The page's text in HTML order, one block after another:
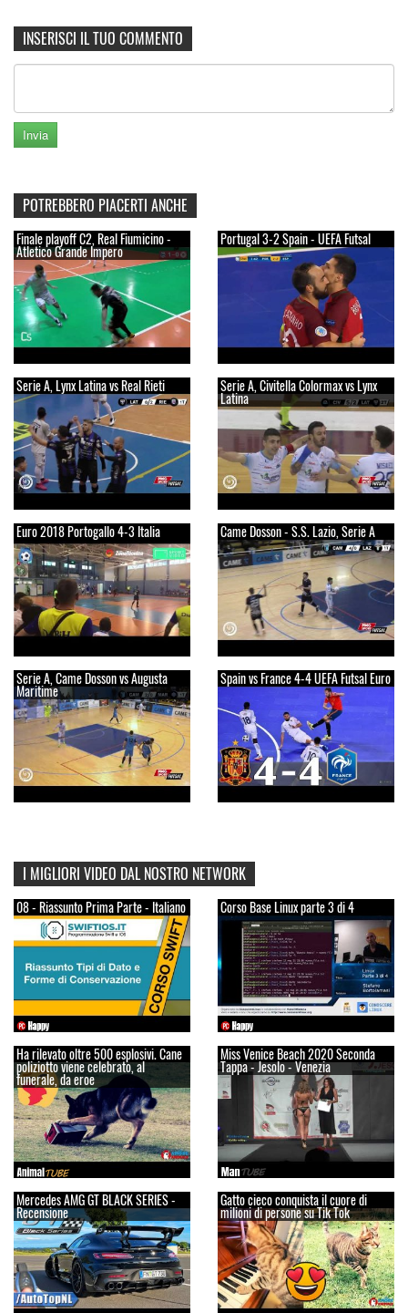
INSERISCI IL TUO COMMENTO
POTREBBERO PIACERTI ANCHE
Finale playoff C2, Real Fiumicino -
Atletico Grande Impero
Portugal 3-2 Spain - UEFA Futsal
Serie A, Lynx Latina vs Real Rieti Serie A, Civitella Colormax vs Lynx
Latina
Euro 2018 Portogallo 4-3 Italia Came Dosson - S.S. Lazio, Serie A
Serie A, Came Dosson vs Augusta
Maritime
Spain vs France 4-4 UEFA Futsal Euro
I MIGLIORI VIDEO DAL NOSTRO NETWORK
08 - Riassunto Prima Parte - Italiano Corso Base Linux parte 3 di 4
Ha rilevato oltre 500 esplosivi. Cane
poliziotto viene celebrato, al
funerale, da eroe
Miss Venice Beach 2020 Seconda
Tappa - Jesolo - Venezia
Mercedes AMG GT BLACK SERIES -
Recensione
Gatto cieco conquista il cuore di
milioni di persone su Tik Tok